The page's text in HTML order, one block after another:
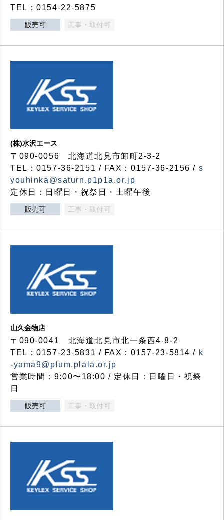
TEL：0154-22-5875
販売可 工事・取付可
(株)水沢エース
〒090-0056 北海道北見市卸町2-3-2
TEL：0157-36-2151 / FAX：0157-36-2156 / s
youhinka@saturn.p1p1a.or.jp
定休日：日曜日・祝祭日・土曜午後
販売可 工事・取付可
山久金物店
〒090-0041 北海道北見市北一条西4-8-2
TEL：0157-23-5831 / FAX：0157-23-5814 / k
-yama9@plum.plala.or.jp
営業時間：9:00〜18:00 / 定休日：日曜日・祝祭
日
販売可 工事・取付可